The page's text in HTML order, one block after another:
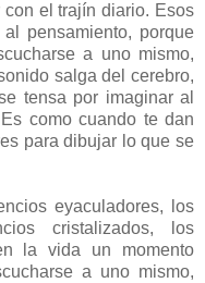
el trajín diario. Esos
pensamiento, porque
a uno mismo,
salga del cerebro,
tensa por imaginar al
como cuando te dan
para dibujar lo que se
eyaculadores, los
cristalizados, los
la vida un momento
a uno mismo,